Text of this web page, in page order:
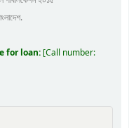
for loan: Call number: